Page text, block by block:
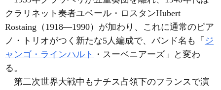
クラリネット奏者ユベール・ロスタンHubert
Rostaing（1918―1990）が加わり、これに通常のピア
ノ・トリオがつく新たな5人編成で、バンド名も「 ジ
ャンゴ・ラインハルト ・スーベニアーズ」と変わ
る。
第二次世界大戦中もナチス占領下のフランスで演